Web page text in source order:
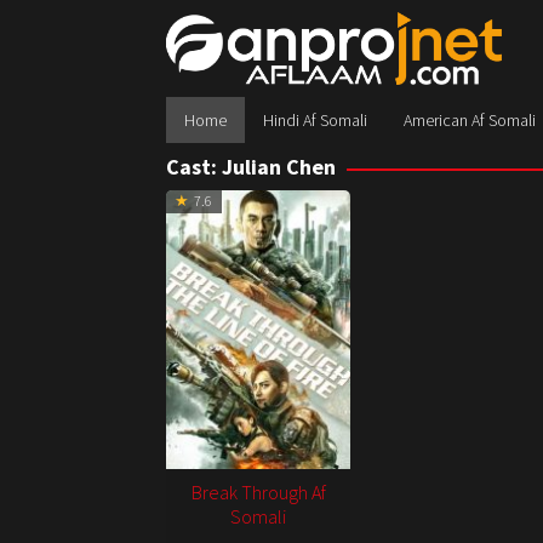
Home Hindi Af Somali American Af Somali
Cast: Julian Chen
7.6
Break Through Af
Somali